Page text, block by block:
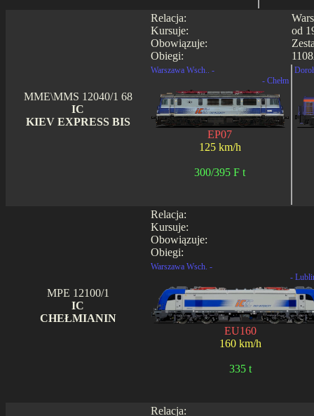
Relacja:
Kursuje:
Obowiązuje:
Obiegi:
od
MME\MMS 12040/1 68
IC
KIEV EXPRESS BIS
Warszawa Wsch.. -
- Chełm
EP07
125 km/h
300/395 F t
Relacja:
Kursuje:
Obowiązuje:
Obiegi:
MPE 12100/1
IC
CHEŁMIANIN
Warszawa Wsch. -
-
EU160
160 km/h
335 t
Relacja: